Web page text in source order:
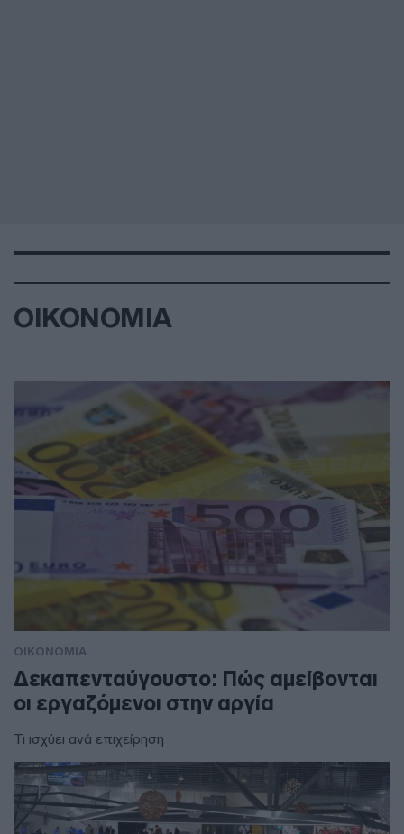
ΟΙΚΟΝΟΜΙΑ
ΟΙΚΟΝΟΜΙΑ
Δεκαπενταύγουστο: Πώς αμείβονται
οι εργαζόμενοι στην αργία
Τι ισχύει ανά επιχείρηση